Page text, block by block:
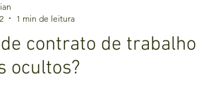
contrato de trabalho
ocultos?
1 min de leitura